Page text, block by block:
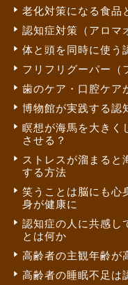
老化対策になる食品
認知症対策（アロマ
体と頭を同時に使う
フリフリグーパー（
歯のケア・口腔ケア
博物館が実践する認
瞑想が海馬を大きく
させる？
ストレスが溜まると
する方法
笑うことは脳にも心
身が健康に
認知症の人に共感し
とは何か
高齢者の主観年齢が
高齢者の睡眠不足は